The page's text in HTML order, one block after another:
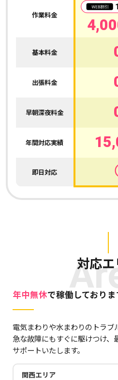
作業料金
基本料金
出張料金
早朝深夜料金
年間対応実績
即日対応
対応
年中無休で稼働しておりま
電気まわりや水まわりのトラブ
急な故障にもすぐに駆けつけ
サポートいたします。
関西エリア